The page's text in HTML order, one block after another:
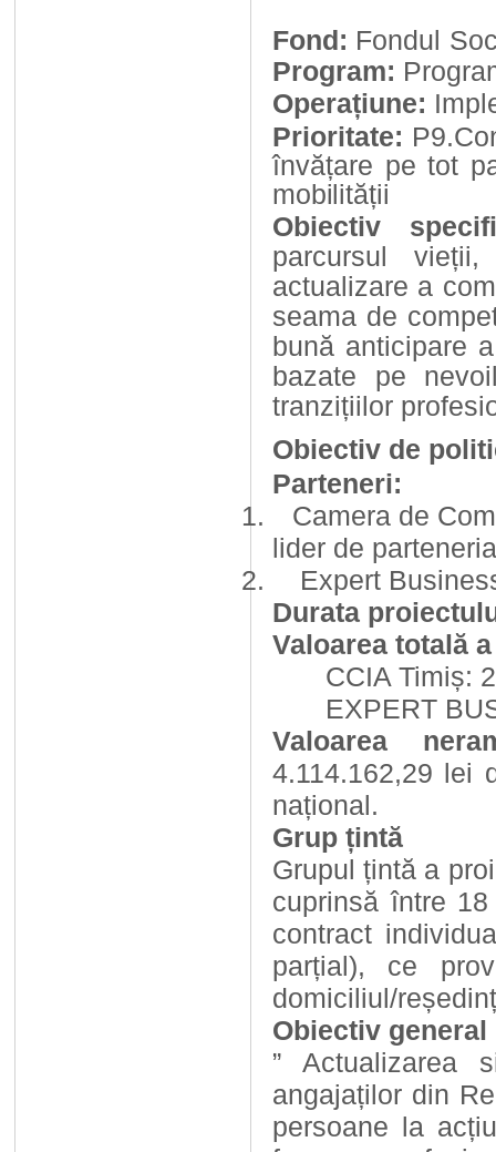
Fond: Fondul
Program:
Operațiune:
Prioritate:
învățare pe tot
mobilității
Obiectiv
parcursul
vieții,
actualizare a
seama de
bună anticipare a
bazate
pe
tranzițiilor
Obiectiv de
Parteneri:
Camera de
lider de
Expert Business
Durata
Valoarea totală
CCIA Timiș:
EXPERT
Valoarea
4.114.162,29 lei
național.
Grup țintă
Grupul țintă a
cuprinsă între
contract
parțial), ce
domiciliul/
Obiectiv general
” Actualizarea
angajaților din
persoane la